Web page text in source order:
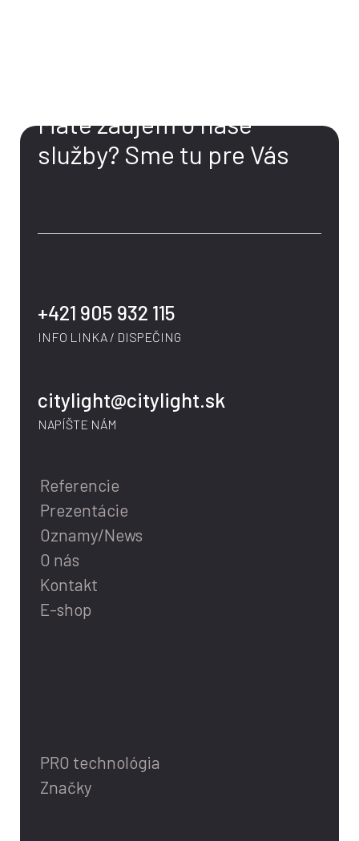
Máte záujem o naše
služby? Sme tu pre Vás
+421 905 932 115
INFO LINKA / DISPEČING
citylight@citylight.sk
NAPÍŠTE NÁM
Referencie
Prezentácie
Oznamy/News
O nás
Kontakt
E-shop
PRO technológia
Značky